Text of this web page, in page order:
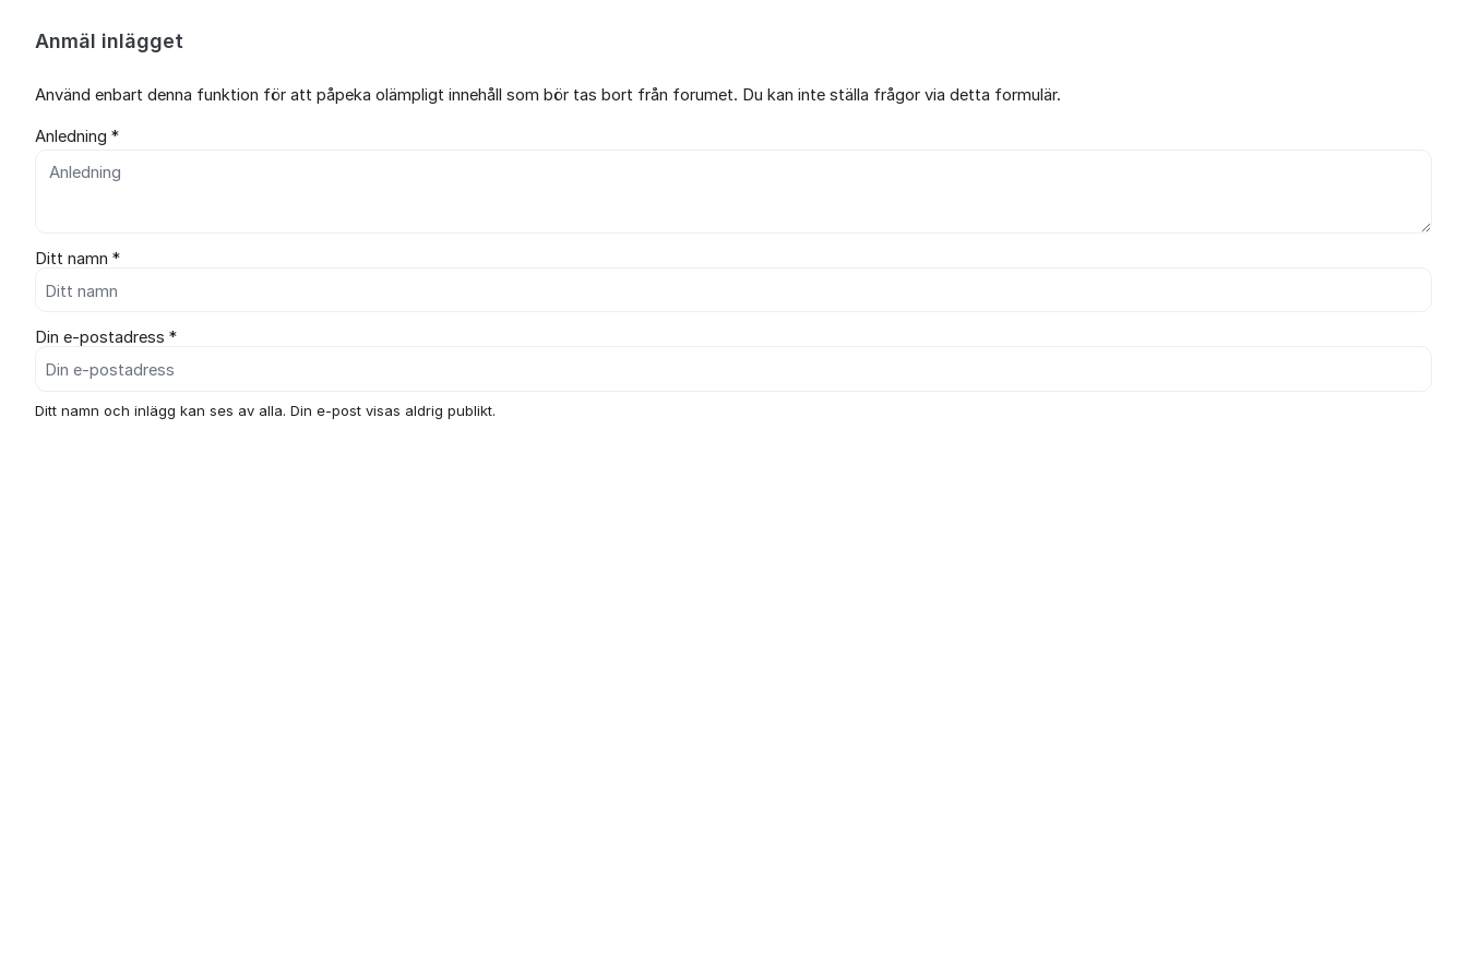
Anmäl inlägget
Använd enbart denna funktion för att påpeka olämpligt innehåll som bör tas bort från forumet. Du kan inte ställa frågor via detta formulär.
Anledning *
Ditt namn *
Din e-postadress *
Ditt namn och inlägg kan ses av alla. Din e-post visas aldrig publikt.